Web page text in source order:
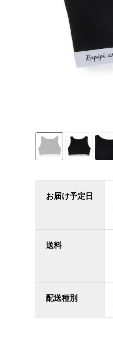
お届け予定日
送料
配送種別